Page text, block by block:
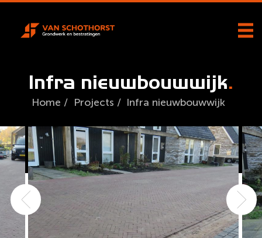
Infra nieuwbouwwijk
Home / Projects / Infra nieuwbouwwijk